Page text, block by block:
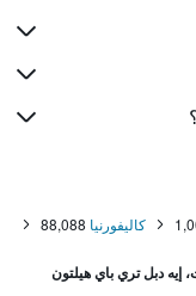
كاليفورنيا 88,088
إيه دبل تري باي هيلتون